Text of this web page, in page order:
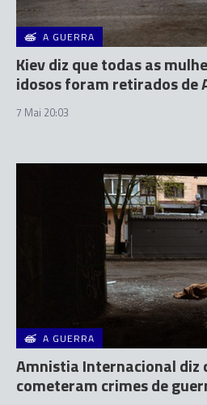
A GUERRA
Kiev diz que todas as
idosos foram retirados de
7 Mai 20:03
A GUERRA
Amnistia Internacional diz
cometeram crimes de